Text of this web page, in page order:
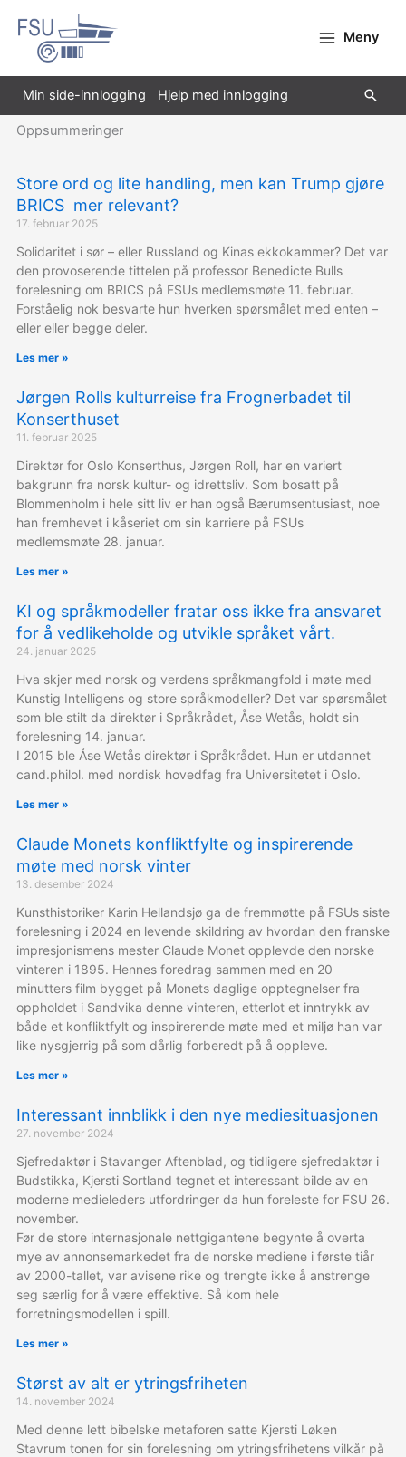
rett
innholdet
Meny
Min side-innlogging Hjelp med innlogging Søk
Oppsummeringer
Store ord og lite handling, men kan Trump gjøre
BRICS mer relevant?
17. februar 2025
Solidaritet i sør – eller Russland og Kinas ekkokammer? Det var
den provoserende tittelen på professor Benedicte Bulls
forelesning om BRICS på FSUs medlemsmøte 11. februar.
Forståelig nok besvarte hun hverken spørsmålet med enten –
eller eller begge deler.
Les mer »
Jørgen Rolls kulturreise fra Frognerbadet til
Konserthuset
11. februar 2025
Direktør for Oslo Konserthus, Jørgen Roll, har en variert
bakgrunn fra norsk kultur- og idrettsliv. Som bosatt på
Blommenholm i hele sitt liv er han også Bærumsentusiast, noe
han fremhevet i kåseriet om sin karriere på FSUs
medlemsmøte 28. januar.
Les mer »
KI og språkmodeller fratar oss ikke fra ansvaret
for å vedlikeholde og utvikle språket vårt.
24. januar 2025
Hva skjer med norsk og verdens språkmangfold i møte med
Kunstig Intelligens og store språkmodeller? Det var spørsmålet
som ble stilt da direktør i Språkrådet, Åse Wetås, holdt sin
forelesning 14. januar.
I 2015 ble Åse Wetås direktør i Språkrådet. Hun er utdannet
cand.philol. med nordisk hovedfag fra Universitetet i Oslo.
Les mer »
Claude Monets konfliktfylte og inspirerende
møte med norsk vinter
13. desember 2024
Kunsthistoriker Karin Hellandsjø ga de fremmøtte på FSUs siste
forelesning i 2024 en levende skildring av hvordan den franske
impresjonismens mester Claude Monet opplevde den norske
vinteren i 1895. Hennes foredrag sammen med en 20
minutters film bygget på Monets daglige opptegnelser fra
oppholdet i Sandvika denne vinteren, etterlot et inntrykk av
både et konfliktfylt og inspirerende møte med et miljø han var
like nysgjerrig på som dårlig forberedt på å oppleve.
Les mer »
Interessant innblikk i den nye mediesituasjonen
27. november 2024
Sjefredaktør i Stavanger Aftenblad, og tidligere sjefredaktør i
Budstikka, Kjersti Sortland tegnet et interessant bilde av en
moderne medieleders utfordringer da hun foreleste for FSU 26.
november.
Før de store internasjonale nettgigantene begynte å overta
mye av annonsemarkedet fra de norske mediene i første tiår
av 2000-tallet, var avisene rike og trengte ikke å anstrenge
seg særlig for å være effektive. Så kom hele
forretningsmodellen i spill.
Les mer »
Størst av alt er ytringsfriheten
14. november 2024
Med denne lett bibelske metaforen satte Kjersti Løken
Stavrum tonen for sin forelesning om ytringsfrihetens vilkår på